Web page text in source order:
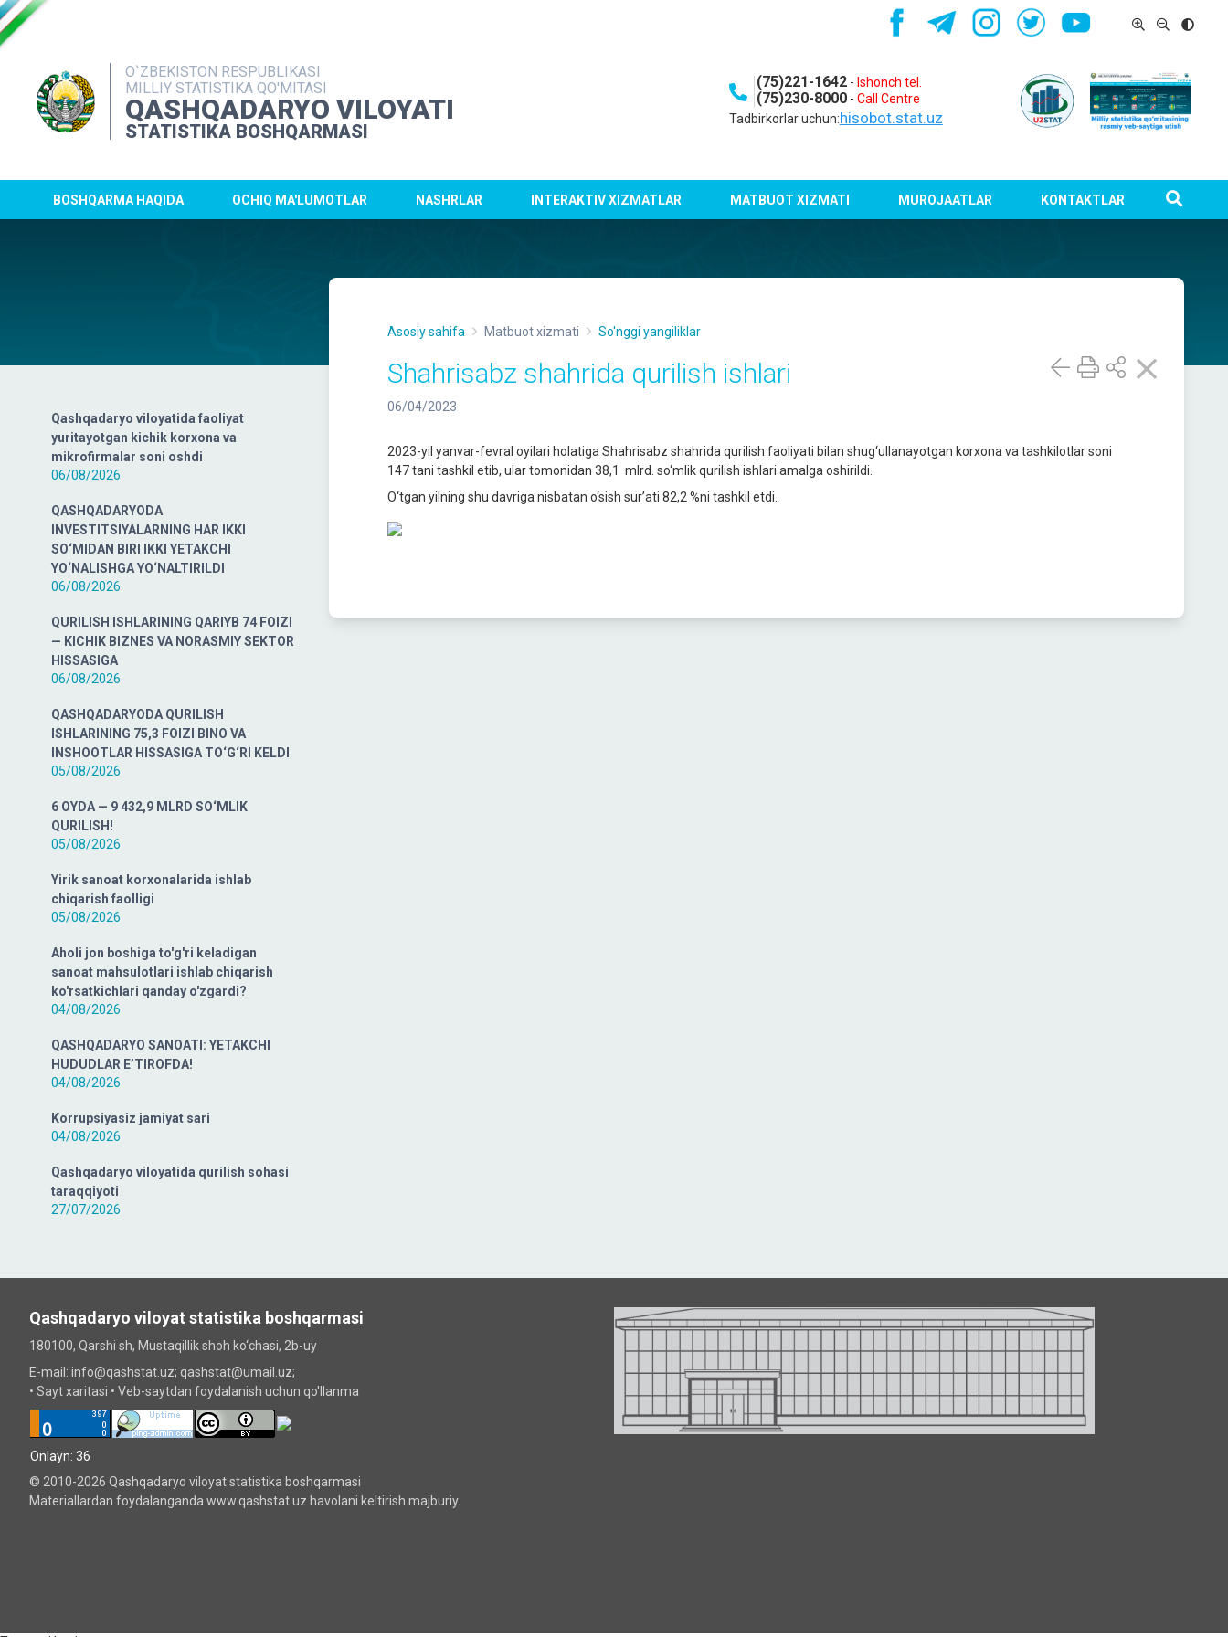
O`ZBEKISTON RESPUBLIKASI
MILLIY STATISTIKA QO'MITASI
QASHQADARYO VILOYATI
STATISTIKA BOSHQARMASI
(75)221-1642- Ishonch tel.
(75)230-8000- Call Centre
Tadbirkorlar uchun:hisobot.stat.uz
BOSHQARMA HAQIDA OCHIQ MA'LUMOTLAR NASHRLAR INTERAKTIV XIZMATLAR MATBUOT XIZMATI MUROJAATLAR KONTAKTLAR
Qashqadaryo viloyatida faoliyat
yuritayotgan kichik korxona va
mikrofirmalar soni oshdi
06/08/2026
QASHQADARYODA
INVESTITSIYALARNING HAR IKKI
SO‘MIDAN BIRI IKKI YETAKCHI
YO‘NALISHGA YO‘NALTIRILDI
06/08/2026
QURILISH ISHLARINING QARIYB 74 FOIZI
— KICHIK BIZNES VA NORASMIY SEKTOR
HISSASIGA
06/08/2026
QASHQADARYODA QURILISH
ISHLARINING 75,3 FOIZI BINO VA
INSHOOTLAR HISSASIGA TO‘G‘RI KELDI
05/08/2026
6 OYDA — 9 432,9 MLRD SO‘MLIK
QURILISH!
05/08/2026
Yirik sanoat korxonalarida ishlab
chiqarish faolligi
05/08/2026
Aholi jon boshiga to'g'ri keladigan
sanoat mahsulotlari ishlab chiqarish
ko'rsatkichlari qanday o'zgardi?
04/08/2026
QASHQADARYO SANOATI: YETAKCHI
HUDUDLAR E’TIROFDA!
04/08/2026
Korrupsiyasiz jamiyat sari
04/08/2026
Qashqadaryo viloyatida qurilish sohasi
taraqqiyoti
27/07/2026
Asosiy sahifa Matbuot xizmati So'nggi yangiliklar
Shahrisabz shahrida qurilish ishlari
06/04/2023
2023-yil yanvar-fevral oyilari holatiga Shahrisabz shahrida qurilish faoliyati bilan shug‘ullanayotgan korxona va tashkilotlar soni
147 tani tashkil etib, ular tomonidan 38,1 mlrd. so‘mlik qurilish ishlari amalga oshirildi.
O‘tgan yilning shu davriga nisbatan o‘sish sur’ati 82,2 %ni tashkil etdi.
Qashqadaryo viloyat statistika boshqarmasi
180100, Qarshi sh, Mustаqillik shoh ko‘chаsi, 2b-uy
E-mail: info@qashstat.uz; qashstat@umail.uz;
• Sayt xaritasi • Veb-saytdan foydalanish uchun qo'llanma
Onlayn: 36
© 2010-2026 Qashqadaryo viloyat statistika boshqarmasi
Materiallardan foydalanganda www.qashstat.uz havolani keltirish majburiy.